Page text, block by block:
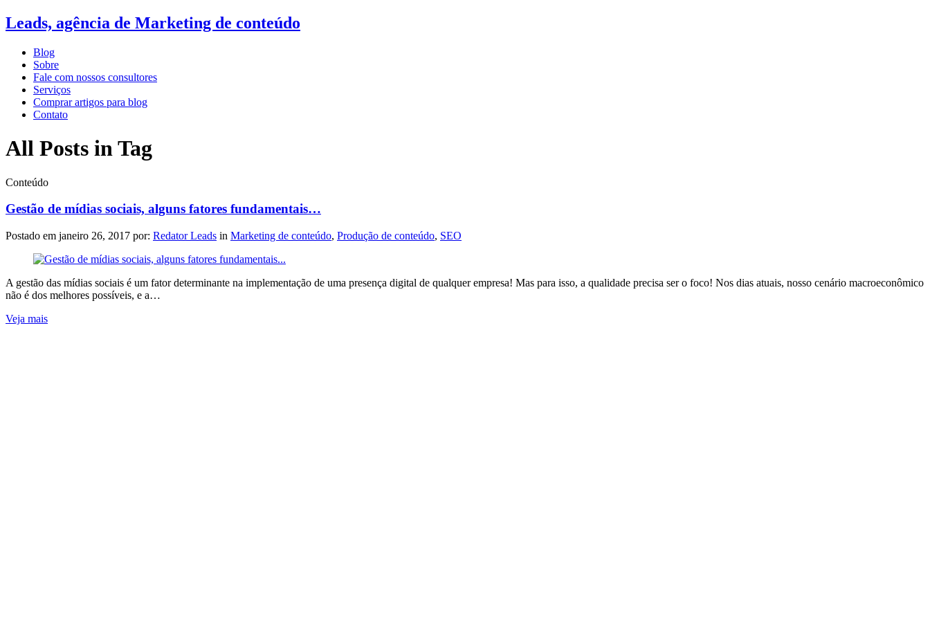
Leads, agência de Marketing de conteúdo
Blog
Sobre
Fale com nossos consultores
Serviços
Comprar artigos para blog
Contato
All Posts in Tag
Conteúdo
Gestão de mídias sociais, alguns fatores fundamentais…
Postado em janeiro 26, 2017 por: Redator Leads in Marketing de conteúdo, Produção de conteúdo, SEO
A gestão das mídias sociais é um fator determinante na implementação de uma presença digital de qualquer empresa! Mas para isso, a qualidade precisa ser o foco! Nos dias atuais, nosso cenário macroeconômico
não é dos melhores possíveis, e a…
Veja mais